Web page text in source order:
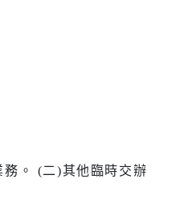
。 (二)其他臨時交辦